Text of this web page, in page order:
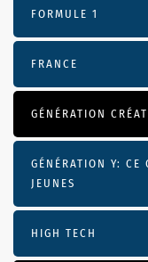
FORMULE 1
FRANCE
GÉNÉRATION
GÉNÉRATION Y: CE
JEUNES
HIGH TECH